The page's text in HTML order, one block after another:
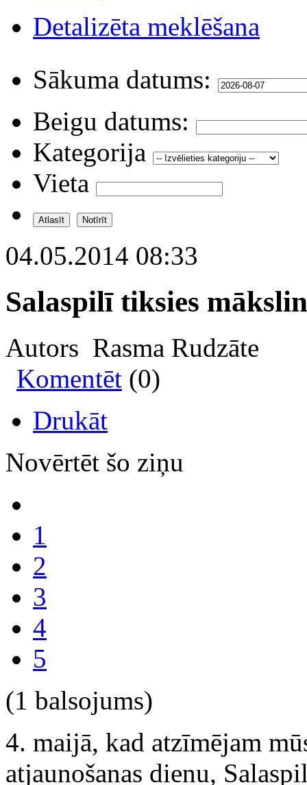
Detalizēta meklēšana
Sākuma datums:
Beigu datums:
Kategorija
Vieta
04.05.2014 08:33
Salaspilī tiksies
Autors Rasma Rudzāte
Komentēt (0)
Drukāt
Novērtēt šo ziņu
1
2
3
4
5
(1 balsojums)
4. maijā, kad atzīmējam
atjaunošanas dienu,